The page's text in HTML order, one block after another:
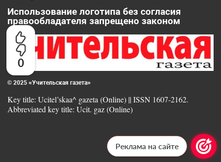
0
Использование логотипа без согласия
правообладателя запрещено законом
© 2025 «Учительская газета»
Key title: Ucitel’skaa^ gazeta (Online) || ISSN 1607-2162.
Abbreviated key title: Ucit. gaz (Online)
Реклама на сайте